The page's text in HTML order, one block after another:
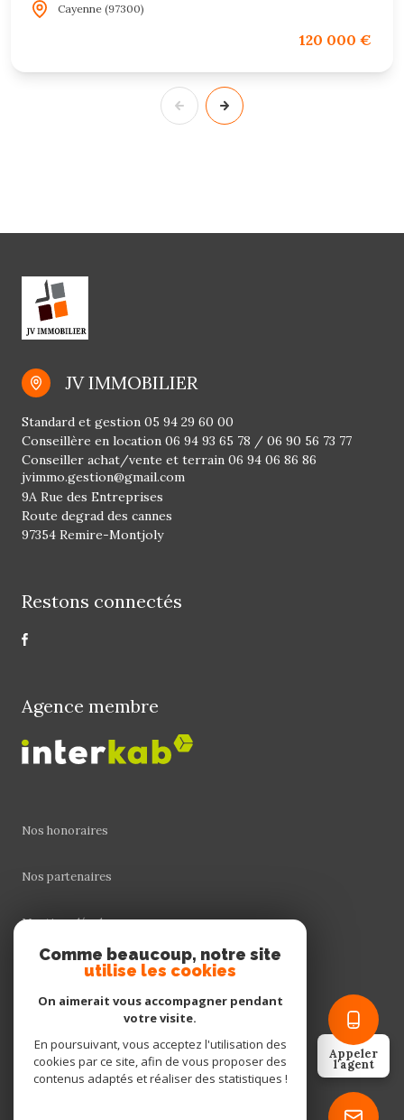
Appeler
l'agent
Cayenne (97300)
120 000 €
JV IMMOBILIER
jvimmo.gestion@gmail.com
Standard et gestion 05 94 29 60 00
Conseillère en location 06 94 93 65 78 / 06 90 56 73 77
Conseiller achat/vente et terrain 06 94 06 86 86
9A Rue des Entreprises
Route degrad des cannes
97354 Remire-Montjoly
Restons connectés
Agence membre
Nos honoraires
Nos partenaires
Mentions légales
Cookies
Comme beaucoup, notre site
utilise les cookies
On aimerait vous accompagner pendant
votre visite.
En poursuivant, vous acceptez l'utilisation des
cookies par ce site, afin de vous proposer des
contenus adaptés et réaliser des statistiques !